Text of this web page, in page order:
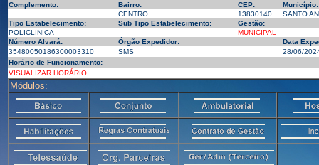
Complemento:
Bairro: CEP:
Município:
CENTRO
13830140
SANTO
Tipo Estabelecimento:
Sub Tipo Estabelecimento:
Gestão:
POLICLINICA
MUNICIPAL
Número Alvará:
Órgão Expedidor:
Data
35480050186300003310
SMS
28/06/
Horário de Funcionamento:
VISUALIZAR HORÁRIO
Módulos: